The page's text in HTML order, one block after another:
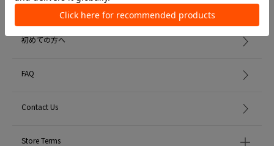
Member Services
初めての方へ
FAQ
Contact Us
Store Terms